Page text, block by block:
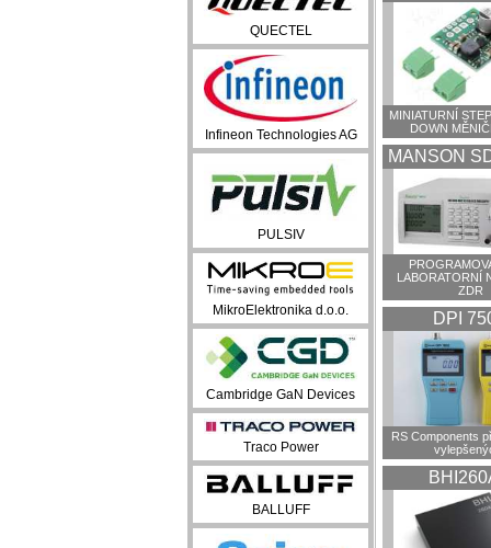
QUECTEL
Infineon Technologies AG
PULSIV
MikroElektronika d.o.o.
Cambridge GaN Devices
Traco Power
BALLUFF
MINIATURNÍ
DOWN
MANSON
LABORATORNÍ
ZDR
DPI
RS Components